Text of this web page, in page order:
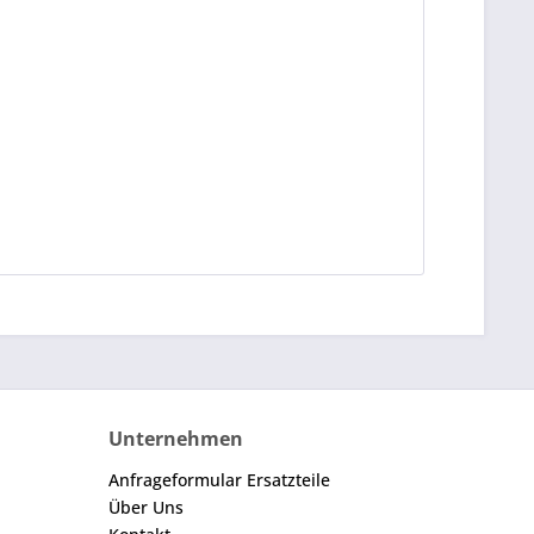
Unternehmen
Anfrageformular Ersatzteile
Über Uns